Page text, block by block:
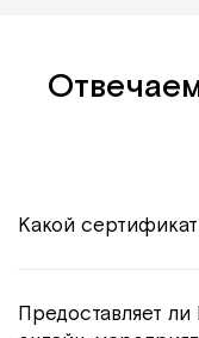
Какой
Предоставляет